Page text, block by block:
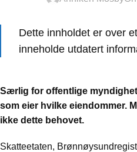
Dette innholdet er over
inneholde utdatert
Særlig for offentlige
som eier hvilke eiendommer.
ikke dette behovet.
Skatteetaten,